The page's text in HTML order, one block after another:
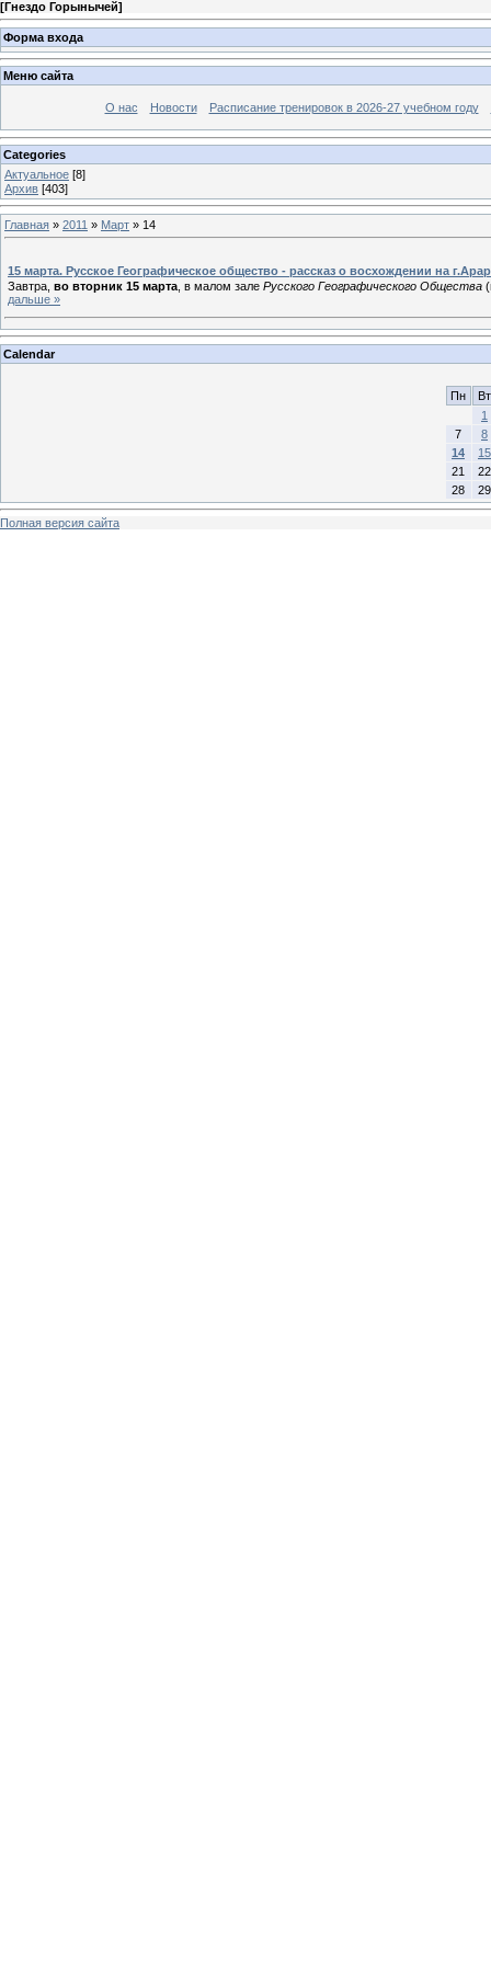
[Гнездо Горынычей]
Форма входа
Меню сайта
О нас Новости Расписание тренировок в 2026-27 учебном году
Categories
Актуальное [8]
Архив [403]
Главная » 2011 » Март » 14
15 марта. Русское Географическое общество - рассказ о восхождении на
Завтра, во вторник 15 марта , в малом зале Русского Географического Общества
дальше »
Calendar
Пн
Вт
1
7
8
14
15
21
22
28
29
Полная версия сайта